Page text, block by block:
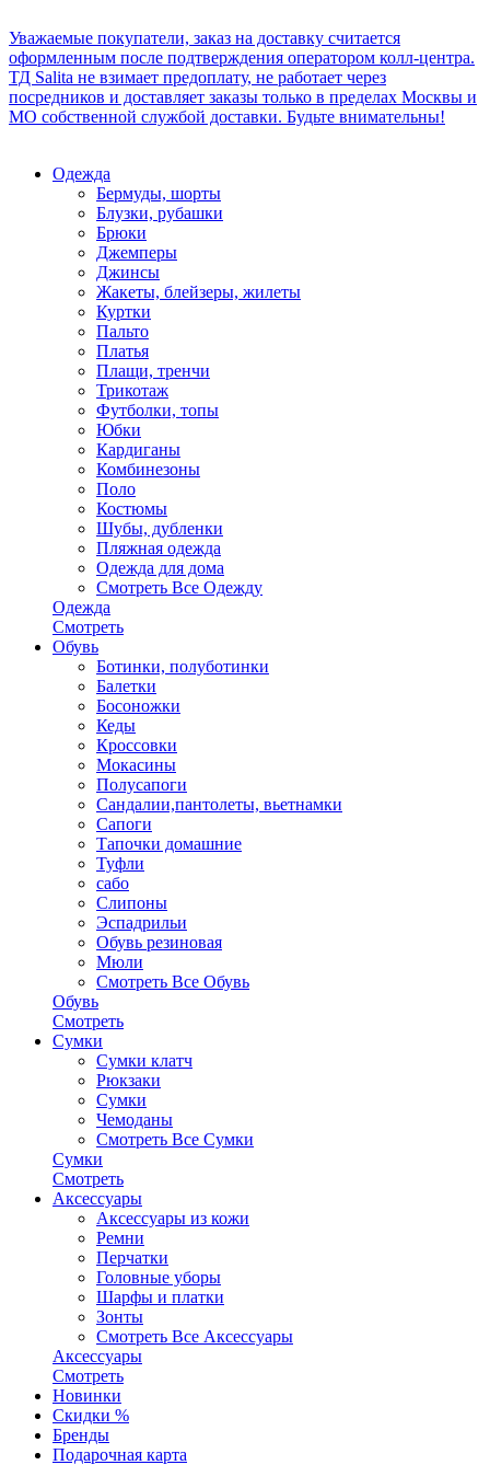
Уважаемые покупатели, заказ на доставку считается
оформленным после подтверждения оператором колл-центра.
ТД Salita не взимает предоплату, не работает через
посредников и доставляет заказы только в пределах Москвы и
МО собственной службой доставки. Будьте внимательны!
Одежда
Бермуды, шорты
Блузки, рубашки
Брюки
Джемперы
Джинсы
Жакеты, блейзеры, жилеты
Куртки
Пальто
Платья
Плащи, тренчи
Трикотаж
Футболки, топы
Юбки
Кардиганы
Комбинезоны
Поло
Костюмы
Шубы, дубленки
Пляжная одежда
Одежда для дома
Смотреть Все Одежду
Одежда
Смотреть
Обувь
Ботинки, полуботинки
Балетки
Босоножки
Кеды
Кроссовки
Мокасины
Полусапоги
Сандалии,пантолеты, вьетнамки
Сапоги
Тапочки домашние
Туфли
сабо
Слипоны
Эспадрильи
Обувь резиновая
Мюли
Смотреть Все Обувь
Обувь
Смотреть
Сумки
Сумки клатч
Рюкзаки
Сумки
Чемоданы
Смотреть Все Сумки
Сумки
Смотреть
Аксессуары
Аксессуары из кожи
Ремни
Перчатки
Головные уборы
Шарфы и платки
Зонты
Смотреть Все Аксессуары
Аксессуары
Смотреть
Новинки
Скидки %
Бренды
Подарочная карта